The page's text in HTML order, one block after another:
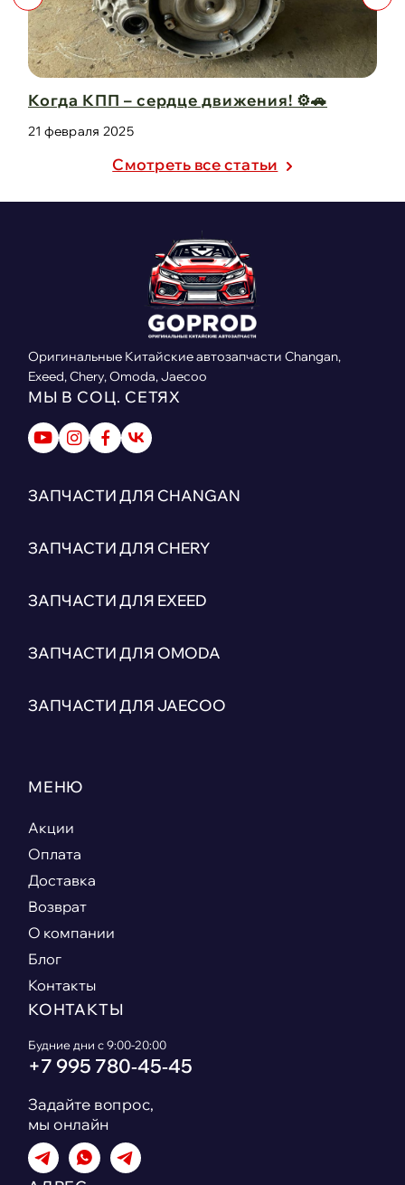
Капот для Changan UNI-V – когда
защита в одно ...
Cмотреть все статьи
Оригинальные Китайские автозапчасти Changan,
Exeed, Chery, Omoda, Jaecoo
МЫ В СОЦ. СЕТЯХ
ЗАПЧАСТИ ДЛЯ CHANGAN
ЗАПЧАСТИ ДЛЯ CHERY
ЗАПЧАСТИ ДЛЯ EXEED
ЗАПЧАСТИ ДЛЯ OMODA
ЗАПЧАСТИ ДЛЯ JAECOO
МЕНЮ
Акции
Оплата
Доставка
Возврат
О компании
Блог
Контакты
КОНТАКТЫ
Будние дни с 9:00-20:00
+7 995 780‑45‑45
Задайте вопрос,
мы онлайн